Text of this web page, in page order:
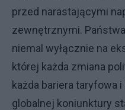
przed narastającymi
zewnętrznymi.
niemal wyłącznie na
której każda zmiana
każda bariera taryfowa
globalnej koniunktury